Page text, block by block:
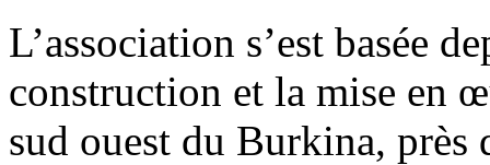
L’association s’est basée
construction et la mise en
sud ouest du Burkina,